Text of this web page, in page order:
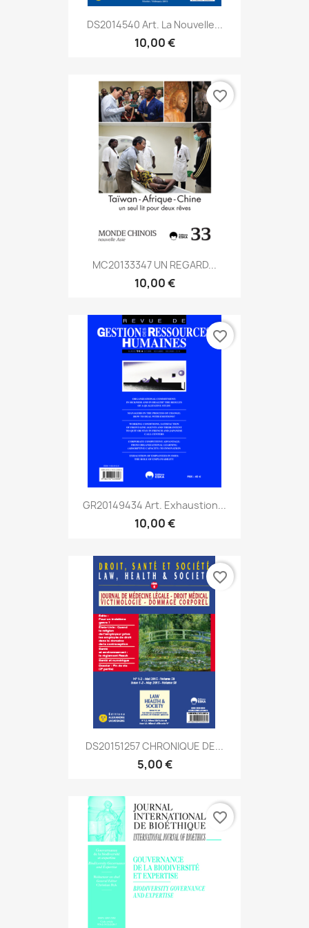
DS2014540 Art. La Nouvelle...
10,00 €
MC20133347 UN REGARD...
10,00 €
favorite_border
GR20149434 Art. Exhaustion...
10,00 €
favorite_border
DS20151257 CHRONIQUE DE...
5,00 €
favorite_border
favorite_border